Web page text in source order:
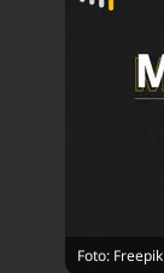
Foto: Freepik